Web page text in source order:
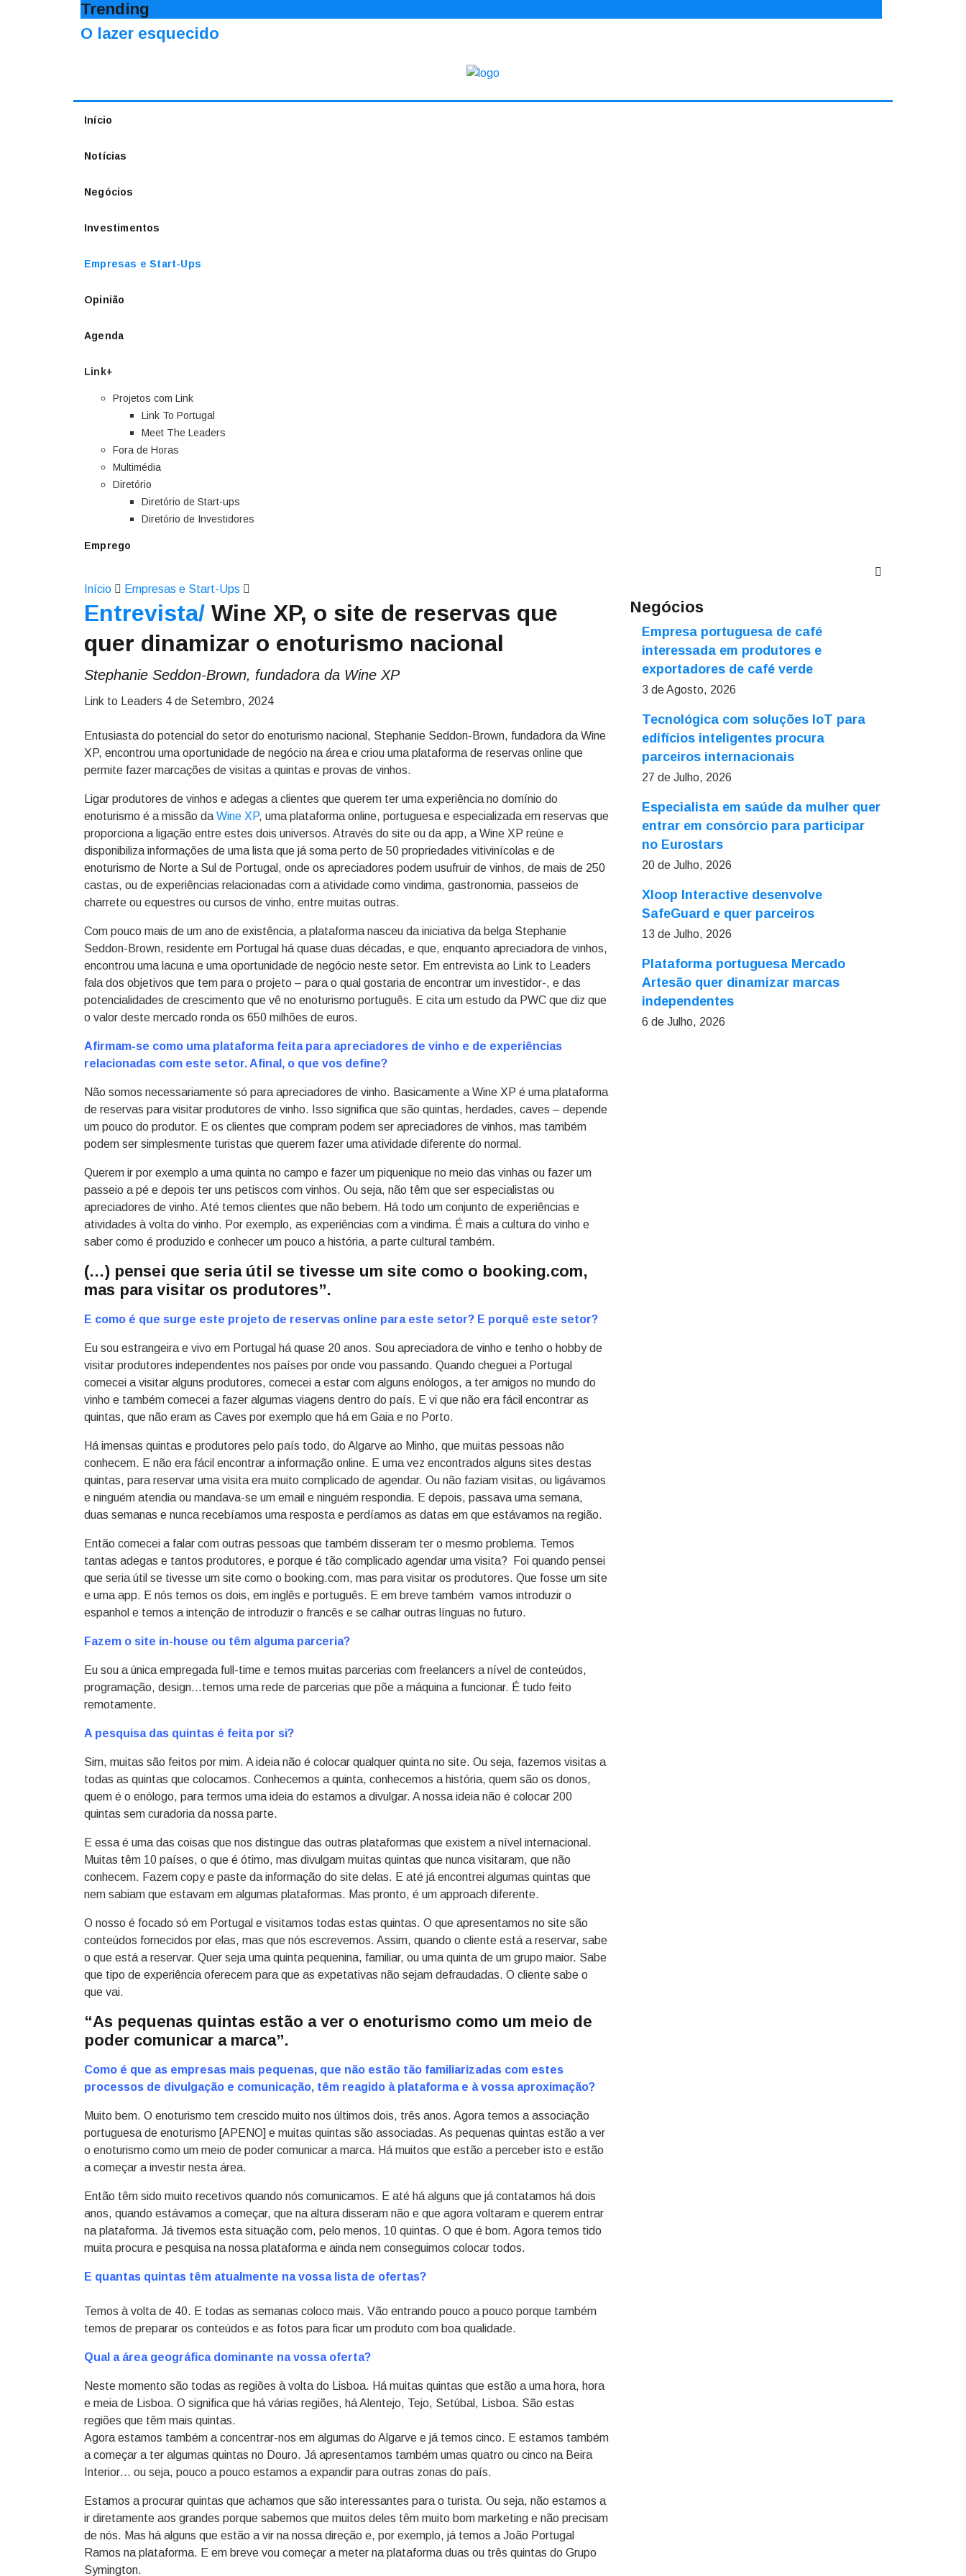
Trending
O lazer esquecido
Início
Notícias
Negócios
Investimentos
Empresas e Start-Ups
Opinião
Agenda
Link+
Projetos com Link
Link To Portugal
Meet The Leaders
Fora de Horas
Multimédia
Diretório
Diretório de Start-ups
Diretório de Investidores
Emprego
Início Empresas e Start-Ups
Entrevista/ Wine XP, o site de reservas que
quer dinamizar o enoturismo nacional
Stephanie Seddon-Brown, fundadora da Wine XP
Link to Leaders 4 de Setembro, 2024
Entusiasta do potencial do setor do enoturismo nacional, Stephanie Seddon-Brown, fundadora da Wine
XP, encontrou uma oportunidade de negócio na área e criou uma plataforma de reservas online que
permite fazer marcações de visitas a quintas e provas de vinhos.
Ligar produtores de vinhos e adegas a clientes que querem ter uma experiência no domínio do
enoturismo é a missão da Wine XP, uma plataforma online, portuguesa e especializada em reservas que
proporciona a ligação entre estes dois universos. Através do site ou da app, a Wine XP reúne e
disponibiliza informações de uma lista que já soma perto de 50 propriedades vitivinícolas e de
enoturismo de Norte a Sul de Portugal, onde os apreciadores podem usufruir de vinhos, de mais de 250
castas, ou de experiências relacionadas com a atividade como vindima, gastronomia, passeios de
charrete ou equestres ou cursos de vinho, entre muitas outras.
Com pouco mais de um ano de existência, a plataforma nasceu da iniciativa da belga Stephanie
Seddon-Brown, residente em Portugal há quase duas décadas, e que, enquanto apreciadora de vinhos,
encontrou uma lacuna e uma oportunidade de negócio neste setor. Em entrevista ao Link to Leaders
fala dos objetivos que tem para o projeto – para o qual gostaria de encontrar um investidor-, e das
potencialidades de crescimento que vê no enoturismo português. E cita um estudo da PWC que diz que
o valor deste mercado ronda os 650 milhões de euros.
Afirmam-se como uma plataforma feita para apreciadores de vinho e de experiências
relacionadas com este setor. Afinal, o que vos define?
Não somos necessariamente só para apreciadores de vinho. Basicamente a Wine XP é uma plataforma
de reservas para visitar produtores de vinho. Isso significa que são quintas, herdades, caves – depende
um pouco do produtor. E os clientes que compram podem ser apreciadores de vinhos, mas também
podem ser simplesmente turistas que querem fazer uma atividade diferente do normal.
Querem ir por exemplo a uma quinta no campo e fazer um piquenique no meio das vinhas ou fazer um
passeio a pé e depois ter uns petiscos com vinhos. Ou seja, não têm que ser especialistas ou
apreciadores de vinho. Até temos clientes que não bebem. Há todo um conjunto de experiências e
atividades à volta do vinho. Por exemplo, as experiências com a vindima. É mais a cultura do vinho e
saber como é produzido e conhecer um pouco a história, a parte cultural também.
(…) pensei que seria útil se tivesse um site como o booking.com,
mas para visitar os produtores”.
E como é que surge este projeto de reservas online para este setor? E porquê este setor?
Eu sou estrangeira e vivo em Portugal há quase 20 anos. Sou apreciadora de vinho e tenho o hobby de
visitar produtores independentes nos países por onde vou passando. Quando cheguei a Portugal
comecei a visitar alguns produtores, comecei a estar com alguns enólogos, a ter amigos no mundo do
vinho e também comecei a fazer algumas viagens dentro do país. E vi que não era fácil encontrar as
quintas, que não eram as Caves por exemplo que há em Gaia e no Porto.
Há imensas quintas e produtores pelo país todo, do Algarve ao Minho, que muitas pessoas não
conhecem. E não era fácil encontrar a informação online. E uma vez encontrados alguns sites destas
quintas, para reservar uma visita era muito complicado de agendar. Ou não faziam visitas, ou ligávamos
e ninguém atendia ou mandava-se um email e ninguém respondia. E depois, passava uma semana,
duas semanas e nunca recebíamos uma resposta e perdíamos as datas em que estávamos na região.
Então comecei a falar com outras pessoas que também disseram ter o mesmo problema. Temos
tantas adegas e tantos produtores, e porque é tão complicado agendar uma visita? Foi quando pensei
que seria útil se tivesse um site como o booking.com, mas para visitar os produtores. Que fosse um site
e uma app. E nós temos os dois, em inglês e português. E em breve também vamos introduzir o
espanhol e temos a intenção de introduzir o francês e se calhar outras línguas no futuro.
Fazem o site in-house ou têm alguma parceria?
Eu sou a única empregada full-time e temos muitas parcerias com freelancers a nível de conteúdos,
programação, design…temos uma rede de parcerias que põe a máquina a funcionar. É tudo feito
remotamente.
A pesquisa das quintas é feita por si?
Sim, muitas são feitos por mim. A ideia não é colocar qualquer quinta no site. Ou seja, fazemos visitas a
todas as quintas que colocamos. Conhecemos a quinta, conhecemos a história, quem são os donos,
quem é o enólogo, para termos uma ideia do estamos a divulgar. A nossa ideia não é colocar 200
quintas sem curadoria da nossa parte.
E essa é uma das coisas que nos distingue das outras plataformas que existem a nível internacional.
Muitas têm 10 países, o que é ótimo, mas divulgam muitas quintas que nunca visitaram, que não
conhecem. Fazem copy e paste da informação do site delas. E até já encontrei algumas quintas que
nem sabiam que estavam em algumas plataformas. Mas pronto, é um approach diferente.
O nosso é focado só em Portugal e visitamos todas estas quintas. O que apresentamos no site são
conteúdos fornecidos por elas, mas que nós escrevemos. Assim, quando o cliente está a reservar, sabe
o que está a reservar. Quer seja uma quinta pequenina, familiar, ou uma quinta de um grupo maior. Sabe
que tipo de experiência oferecem para que as expetativas não sejam defraudadas. O cliente sabe o
que vai.
“As pequenas quintas estão a ver o enoturismo como um meio de
poder comunicar a marca”.
Como é que as empresas mais pequenas, que não estão tão familiarizadas com estes
processos de divulgação e comunicação, têm reagido à plataforma e à vossa aproximação?
Muito bem. O enoturismo tem crescido muito nos últimos dois, três anos. Agora temos a associação
portuguesa de enoturismo [APENO] e muitas quintas são associadas. As pequenas quintas estão a ver
o enoturismo como um meio de poder comunicar a marca. Há muitos que estão a perceber isto e estão
a começar a investir nesta área.
Então têm sido muito recetivos quando nós comunicamos. E até há alguns que já contatamos há dois
anos, quando estávamos a começar, que na altura disseram não e que agora voltaram e querem entrar
na plataforma. Já tivemos esta situação com, pelo menos, 10 quintas. O que é bom. Agora temos tido
muita procura e pesquisa na nossa plataforma e ainda nem conseguimos colocar todos.
E quantas quintas têm atualmente na vossa lista de ofertas?
Temos à volta de 40. E todas as semanas coloco mais. Vão entrando pouco a pouco porque também
temos de preparar os conteúdos e as fotos para ficar um produto com boa qualidade.
Qual a área geográfica dominante na vossa oferta?
Neste momento são todas as regiões à volta do Lisboa. Há muitas quintas que estão a uma hora, hora
e meia de Lisboa. O significa que há várias regiões, há Alentejo, Tejo, Setúbal, Lisboa. São estas
regiões que têm mais quintas.
Agora estamos também a concentrar-nos em algumas do Algarve e já temos cinco. E estamos também
a começar a ter algumas quintas no Douro. Já apresentamos também umas quatro ou cinco na Beira
Interior… ou seja, pouco a pouco estamos a expandir para outras zonas do país.
Estamos a procurar quintas que achamos que são interessantes para o turista. Ou seja, não estamos a
ir diretamente aos grandes porque sabemos que muitos deles têm muito bom marketing e não precisam
de nós. Mas há alguns que estão a vir na nossa direção e, por exemplo, já temos a João Portugal
Ramos na plataforma. E em breve vou começar a meter na plataforma duas ou três quintas do Grupo
Symington.
Negócios
Empresa portuguesa de café
interessada em produtores e
exportadores de café verde
3 de Agosto, 2026
Tecnológica com soluções IoT para
edifícios inteligentes procura
parceiros internacionais
27 de Julho, 2026
Especialista em saúde da mulher quer
entrar em consórcio para participar
no Eurostars
20 de Julho, 2026
Xloop Interactive desenvolve
SafeGuard e quer parceiros
13 de Julho, 2026
Plataforma portuguesa Mercado
Artesão quer dinamizar marcas
independentes
6 de Julho, 2026